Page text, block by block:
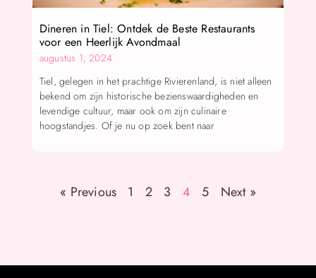
Dineren in Tiel: Ontdek de Beste Restaurants
voor een Heerlijk Avondmaal
augustus 1, 2024
Tiel, gelegen in het prachtige Rivierenland, is niet alleen
bekend om zijn historische bezienswaardigheden en
levendige cultuur, maar ook om zijn culinaire
hoogstandjes. Of je nu op zoek bent naar
« Previous 1 2 3 4 5 Next »